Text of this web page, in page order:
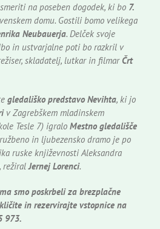
na poseben dogodek, ki bo 7.
domu. Gostili bomo velikega
Neubauerja. Delček svoje
in ustvarjalne poti bo razkril v
skladatelj, lutkar in filmar Črt
gledališko predstavo Nevihta, ki jo
v Zagrebškem mladinskem
Tesle 7) igralo Mestno gledališče
in ljubezensko dramo je po
ruske književnosti Aleksandra
režiralJernej Lorenci.
smo poskrbeli za brezplačne
in rezervirajte vstopnice na
973.